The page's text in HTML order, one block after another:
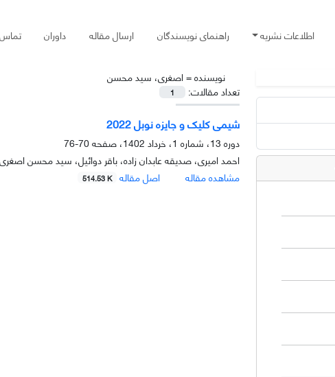
اطلاعات نشریه راهنمای نویسندگان ارسال مقاله داوران تماس
نویسنده =اصغری، سید محسن
تعداد مقالات:
1
شیمی کلیک و جایزه نوبل 2022
دوره 13، شماره 1، خرداد 1402، صفحه
70-76
احمد امیری، صدیقه عابدان زاده، باقر دوائیل، سید محسن
مشاهده مقاله
اصل مقاله 514.53 K